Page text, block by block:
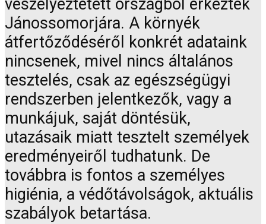
veszélyeztetett országból érkeztek
Jánossomorjára. A környék
átfertőződéséről konkrét adataink
nincsenek, mivel nincs általános
tesztelés, csak az egészségügyi
rendszerben jelentkezők, vagy a
munkájuk, saját döntésük,
utazásaik miatt tesztelt személyek
eredményeiről tudhatunk. De
továbbra is fontos a személyes
higiénia, a védőtávolságok, aktuális
szabályok betartása.